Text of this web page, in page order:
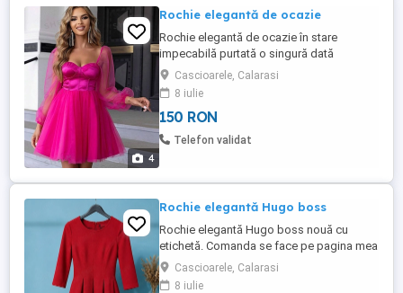
4
Rochie elegantă de ocazie
Rochie elegantă de ocazie în stare
impecabilă purtată o singură dată
marimea XS. Comanda se face pe pagina
mea de Vinted carmena161
Cascioarele, Calarasi
8 iulie
150 RON
Telefon validat
Rochie elegantă Hugo boss
Rochie elegantă Hugo boss nouă cu
etichetă. Comanda se face pe pagina mea
de Vinted carmena161
Cascioarele, Calarasi
8 iulie